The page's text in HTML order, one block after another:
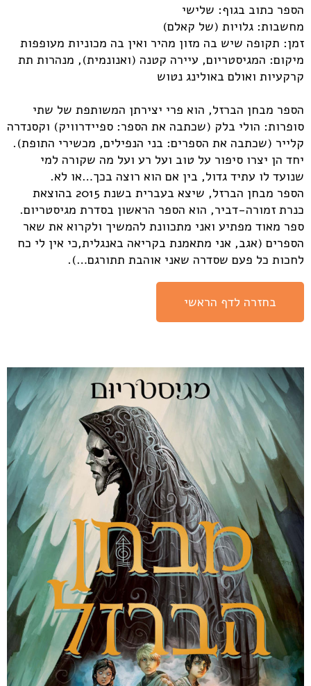
הספר כתוב בגוף: שלישי
מחשבות: גלויות (של קאלם)
זמן: תקופה שיש בה מזון מהיר ואין בה מכוניות מעופפות
מיקום: המגיסטריום, עיירה קטנה (ואנונמית), מנהרות תת
קרקעיות ואולם באולינג נטוש
הספר מבחן הברזל, הוא פרי יצירתן המשותפת של שתי
סופרות: הולי בלק (‬שכתבה את הספר: ספיידרוויק) ‬וקסנדרה
קלייר (‬שכתבה את הספרים: בני הנפילים, ‬מכשירי התופת).
יחד הן יצרו סיפור על טוב ועל רע ועל מה שקורה למי
שנועד לו עתיד גדול, בין אם הוא רוצה בכך…או לא.
הספר מבחן הברזל, שיצא בעברית בשנת 2015 בהוצאת
כנרת זמורה-דביר, הוא הספר הראשון בסדרת מגיסטריום.
ספר מאוד מפתיע ואני מתכוונת להמשיך ולקרוא את שאר
הספרים (אגב, אני מתאמנת בקריאה באנגלית,כי אין לי כח
לחכות כל פעם שסדרה שאני אוהבת תתורגם…).
בחזרה לדף הראשי